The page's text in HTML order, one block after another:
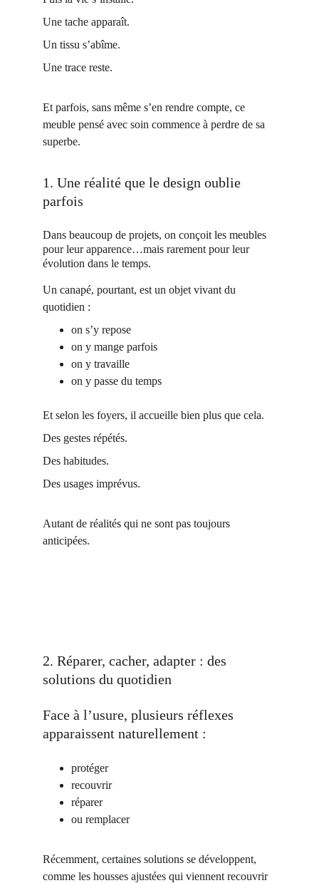
2. Réparer, cacher, adapter : des
solutions du quotidien
Face à l’usure, plusieurs réflexes
apparaissent naturellement :
protéger
recouvrir
réparer
ou remplacer
Récemment, certaines solutions se développent,
comme les housses ajustées qui viennent recouvrir
Une tache apparaît.
Un tissu s’abîme.
Une trace reste.
Et parfois, sans même s’en rendre compte, ce
meuble pensé avec soin commence à perdre de sa
superbe.
1. Une réalité que le design oublie
parfois
Dans beaucoup de projets, on conçoit les meubles
pour leur apparence…mais rarement pour leur
évolution dans le temps.
Un canapé, pourtant, est un objet vivant du
quotidien :
on s’y repose
on y mange parfois
on y travaille
on y passe du temps
Et selon les foyers, il accueille bien plus que cela.
Des gestes répétés.
Des habitudes.
Des usages imprévus.
Autant de réalités qui ne sont pas toujours
anticipées.